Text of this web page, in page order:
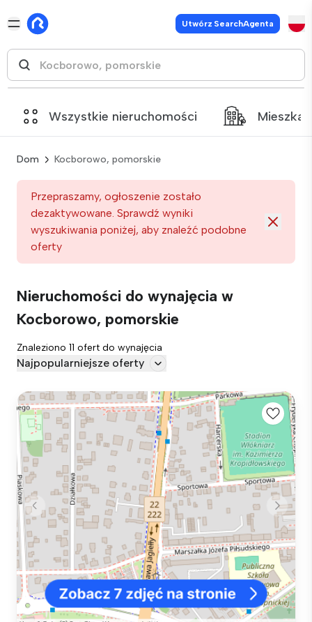
Utwórz SearchAgenta
Wszystkie nieruchomości
Dom Kocborowo, pomorskie
Przepraszamy, ogłoszenie zostało
dezaktywowane. Sprawdź wyniki
wyszukiwania poniżej, aby znaleźć podobne
oferty
Nieruchomości do wynajęcia w
Kocborowo, pomorskie
Znaleziono 11 ofert do wynajęcia
Najpopularniejsze oferty